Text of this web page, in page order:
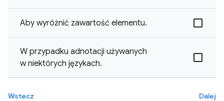
Aby wyróżnić zawartość elementu.
W przypadku adnotacji używanych
w niektórych językach.
Wstecz
Dalej